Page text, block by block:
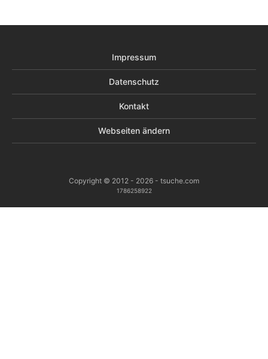
Impressum
Datenschutz
Kontakt
Webseiten ändern
Copyright © 2012 - 2026 - tsuche.com
1786258922